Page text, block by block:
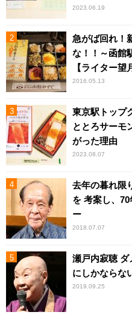
2023.06.19
急がば回れ！
な！！～函館
【ライター望
2016.05.13
東京駅トップ
ととろサーモ
がった理由
2023.08.07
去年の暮れ限
を 考案し、
ー
2018.07.07
瀬戸内寂聴 ダ
にしかならな
2019.09.25